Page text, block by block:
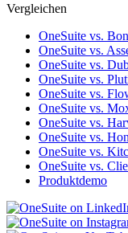
Vergleichen
OneSuite vs.
OneSuite vs.
OneSuite vs.
OneSuite vs.
OneSuite vs.
OneSuite vs.
OneSuite vs.
OneSuite vs.
OneSuite vs.
OneSuite vs.
Produktdemo